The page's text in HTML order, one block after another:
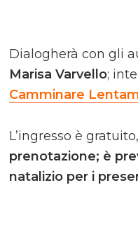
Dialogherà con gli
Marisa Varvello;
Camminare
L’ingresso è
prenotazione; è
natalizio per i